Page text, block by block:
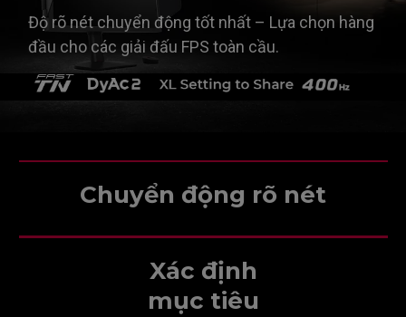
Độ rõ nét chuyển động tốt nhất – Lựa chọn hàng
đầu cho các giải đấu FPS toàn cầu.
Chuyển động rõ nét
Xác định
mục tiêu